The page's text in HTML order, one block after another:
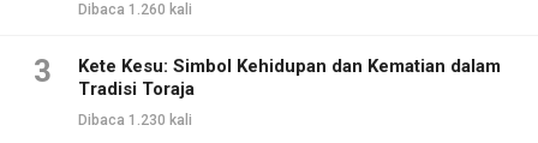
Dibaca 1.260 kali
3
Kete Kesu: Simbol Kehidupan dan Kematian dalam
Tradisi Toraja
Dibaca 1.230 kali